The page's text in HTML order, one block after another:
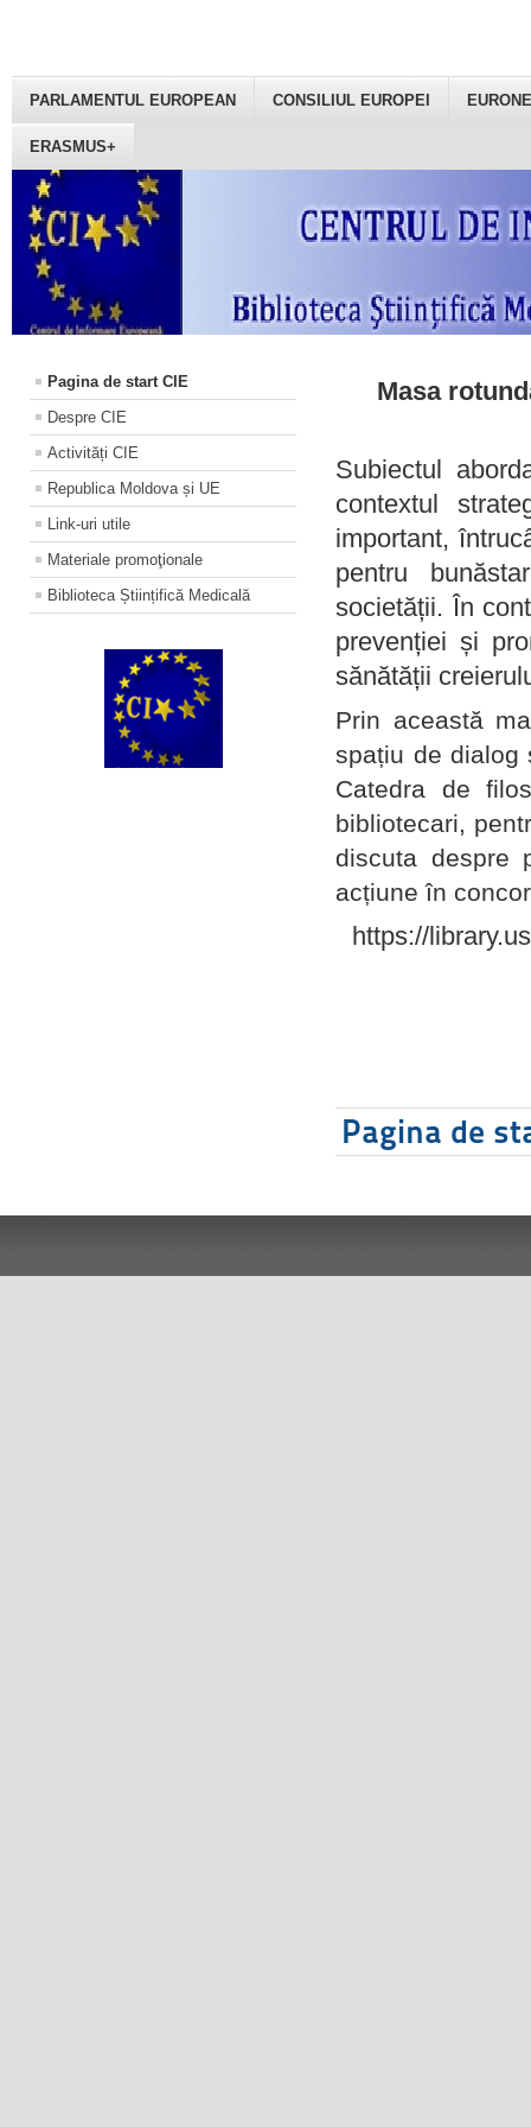
PARLAMENTUL EUROPEAN CONSILIUL EUROPEI
ERASMUS+
Pagina de start CIE
Despre CIE
Activități CIE
Republica Moldova și UE
Link-uri utile
Materiale promoţionale
Biblioteca Științifică Medicală
Masa
Subiectul
contextul
important,
pentru
societății. În
prevenției și
sănătății
Prin această
spațiu de dialog
Catedra de
bibliotecari,
discuta despre
acțiune în
https://
Pagina de